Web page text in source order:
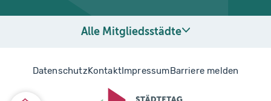
Alle Mitgliedsstädte
DatenschutzKontaktImpressumBarriere melden